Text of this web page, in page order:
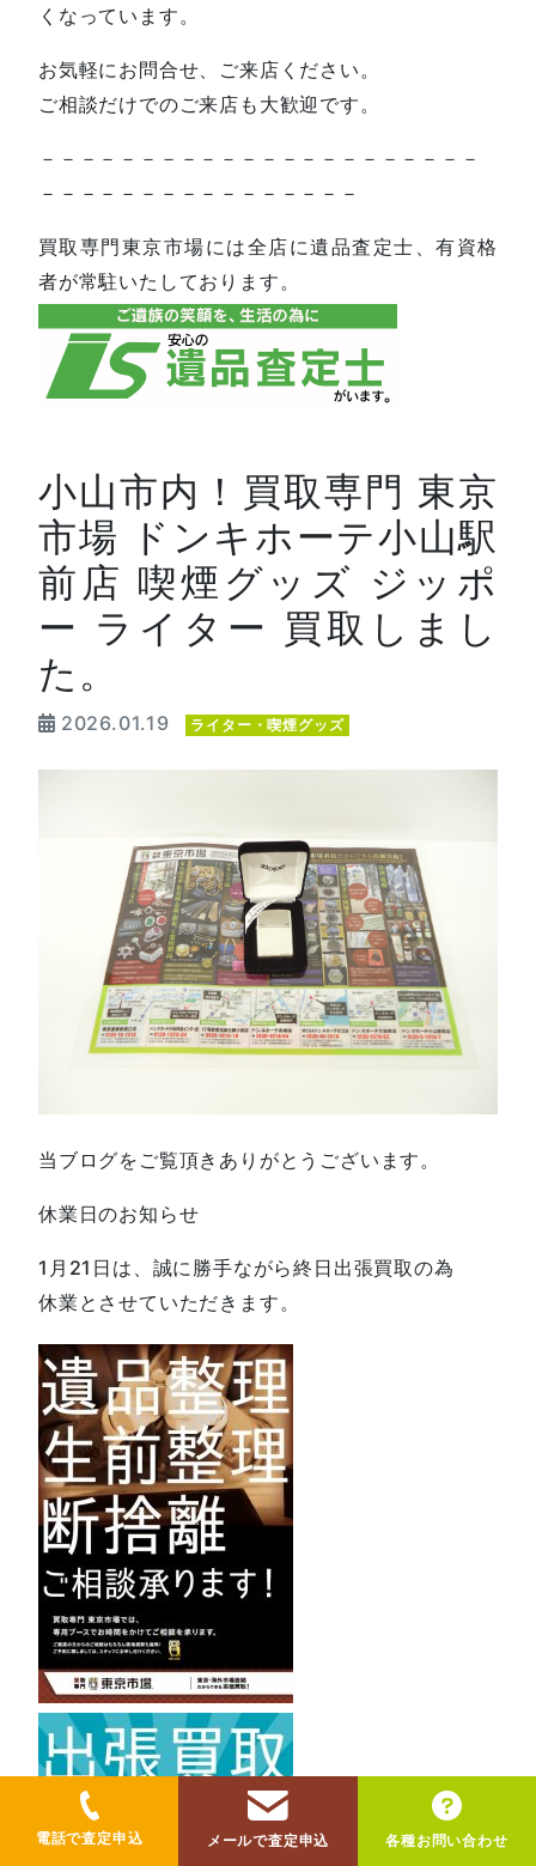
くなっています。
お気軽にお問合せ、ご来店ください。
ご相談だけでのご来店も大歓迎です。
－－－－－－－－－－－－－－－－－－－－－－
－－－－－－－－－－－－－－－－
買取専門東京市場には全店に遺品査定士、有資格
者が常駐いたしております。
小山市内！買取専門 東京
市場 ドンキホーテ小山駅
前店 喫煙グッズ ジッポ
ー ライター 買取しまし
た。
2026.01.19 ライター・喫煙グッズ
当ブログをご覧頂きありがとうございます。
休業日のお知らせ
1月21日は、誠に勝手ながら終日出張買取の為
休業とさせていただきます。
電話で査定申込 メールで査定申込 各種お問い合わせ